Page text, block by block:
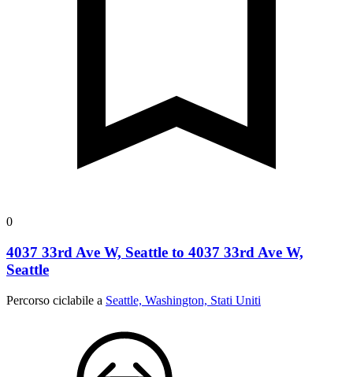
0
4037 33rd Ave W, Seattle to 4037 33rd Ave W,
Seattle
Percorso ciclabile a Seattle, Washington, Stati Uniti